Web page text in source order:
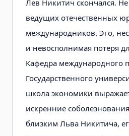
Лев Никитич скончался.
ведущих отечественных
международников. Эго,
и невосполнимая потеря
Кафедра международного
Государственного
школа экономики
искренние
близким Льва Никитича,